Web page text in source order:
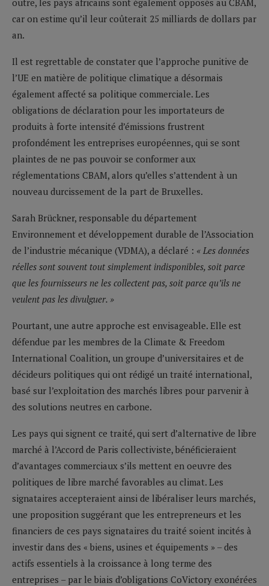
car on estime qu’il leur coûterait 25 milliards de dollars par
an.
Il est regrettable de constater que l’approche punitive de
l’UE en matière de politique climatique a désormais
également affecté sa politique commerciale. Les
obligations de déclaration pour les importateurs de
produits à forte intensité d’émissions frustrent
profondément les entreprises européennes, qui se sont
plaintes de ne pas pouvoir se conformer aux
réglementations CBAM, alors qu’elles s’attendent à un
nouveau durcissement de la part de Bruxelles.
Sarah Brückner, responsable du département
Environnement et développement durable de l’Association
de l’industrie mécanique (VDMA), a déclaré : « Les données
réelles sont souvent tout simplement indisponibles, soit parce
que les fournisseurs ne les collectent pas, soit parce qu’ils ne
veulent pas les divulguer. »
Pourtant, une autre approche est envisageable. Elle est
défendue par les membres de la Climate & Freedom
International Coalition, un groupe d’universitaires et de
décideurs politiques qui ont rédigé un traité international,
basé sur l’exploitation des marchés libres pour parvenir à
des solutions neutres en carbone.
Les pays qui signent ce traité, qui sert d’alternative de libre
marché à l’Accord de Paris collectiviste, bénéficieraient
d’avantages commerciaux s’ils mettent en oeuvre des
politiques de libre marché favorables au climat. Les
signataires accepteraient ainsi de libéraliser leurs marchés,
une proposition suggérant que les entrepreneurs et les
financiers de ces pays signataires du traité soient incités à
investir dans des « biens, usines et équipements » – des
actifs essentiels à la croissance à long terme des
entreprises – par le biais d’obligations CoVictory exonérées